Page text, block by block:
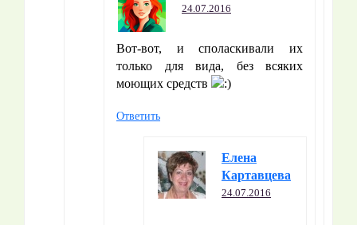
24.07.2016
Вот-вот, и споласкивали их
только для вида, без всяких
моющих средств
Ответить
Елена
Картавцева
24.07.2016